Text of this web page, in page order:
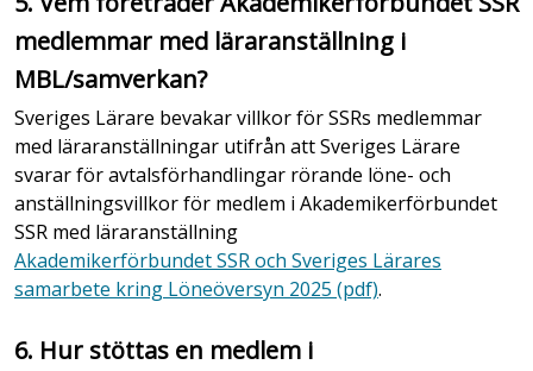
medlemmar med läraranställning i
MBL/samverkan?
Sveriges Lärare bevakar villkor för SSRs medlemmar
med läraranställningar utifrån att Sveriges Lärare
svarar för avtalsförhandlingar rörande löne- och
anställningsvillkor för medlem i Akademikerförbundet
SSR med läraranställning
Akademikerförbundet SSR och Sveriges Lärares
samarbete kring Löneöversyn 2025 (pdf).
6. Hur stöttas en medlem i